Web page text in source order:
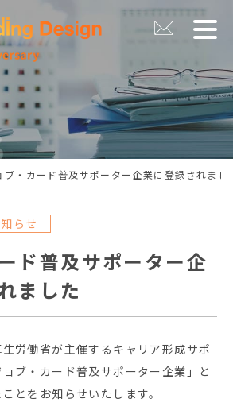
ブ・カード普及サポーター企業に登録されまし
らせ
ド普及サポーター企
ました
労働省が主催するキャリア形成サポ
ブ・カード普及サポーター企業」と
とをお知らせいたします。